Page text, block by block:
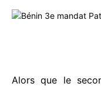
Alors que le